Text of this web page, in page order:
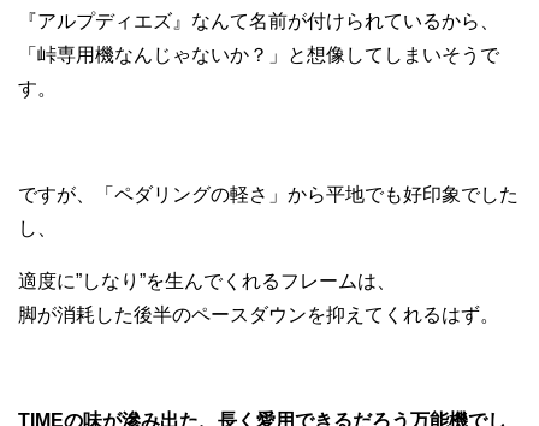
『アルプディエズ』なんて名前が付けられているから、
「峠専用機なんじゃないか？」と想像してしまいそうで
す。
ですが、「ペダリングの軽さ」から平地でも好印象でした
し、
適度に”しなり”を生んでくれるフレームは、
脚が消耗した後半のペースダウンを抑えてくれるはず。
TIMEの味が滲み出た、長く愛用できるだろう万能機でし